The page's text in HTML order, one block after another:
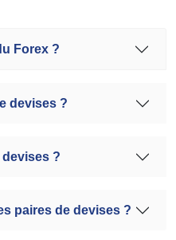
Forex ?
devises ?
?
paires de devises ?